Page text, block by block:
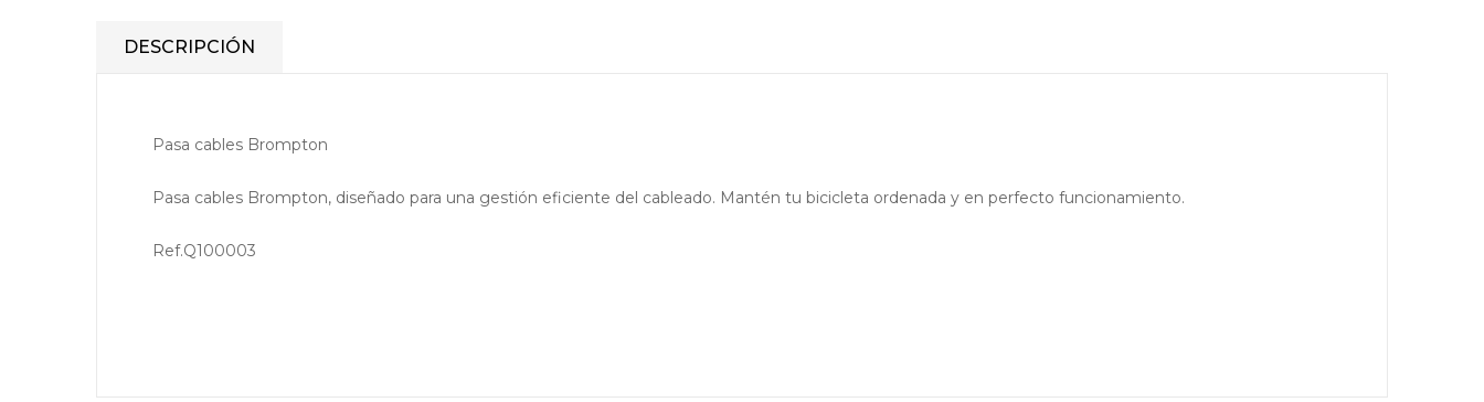
DESCRIPCIÓN
Pasa cables Brompton
Pasa cables Brompton, diseñado para una gestión eficiente del cableado. Mantén tu bicicleta ordenada y en perfecto funcionamiento.
Ref.Q100003